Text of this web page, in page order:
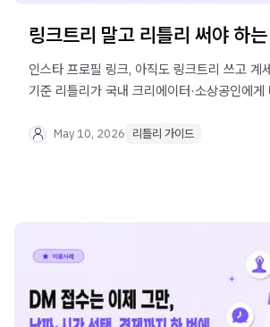
링크트리 말고 리틀리 써야 하
인스타 프로필 링크, 아직도 링크트리 쓰고
기준 리틀리가 국내 크리에이터·소상공인에게
May 10, 2026 리틀리 가이드